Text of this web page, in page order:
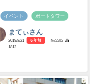
イベント ポートタワー
まてぃさん
2019/8/21 6 年前
- №5505
1812